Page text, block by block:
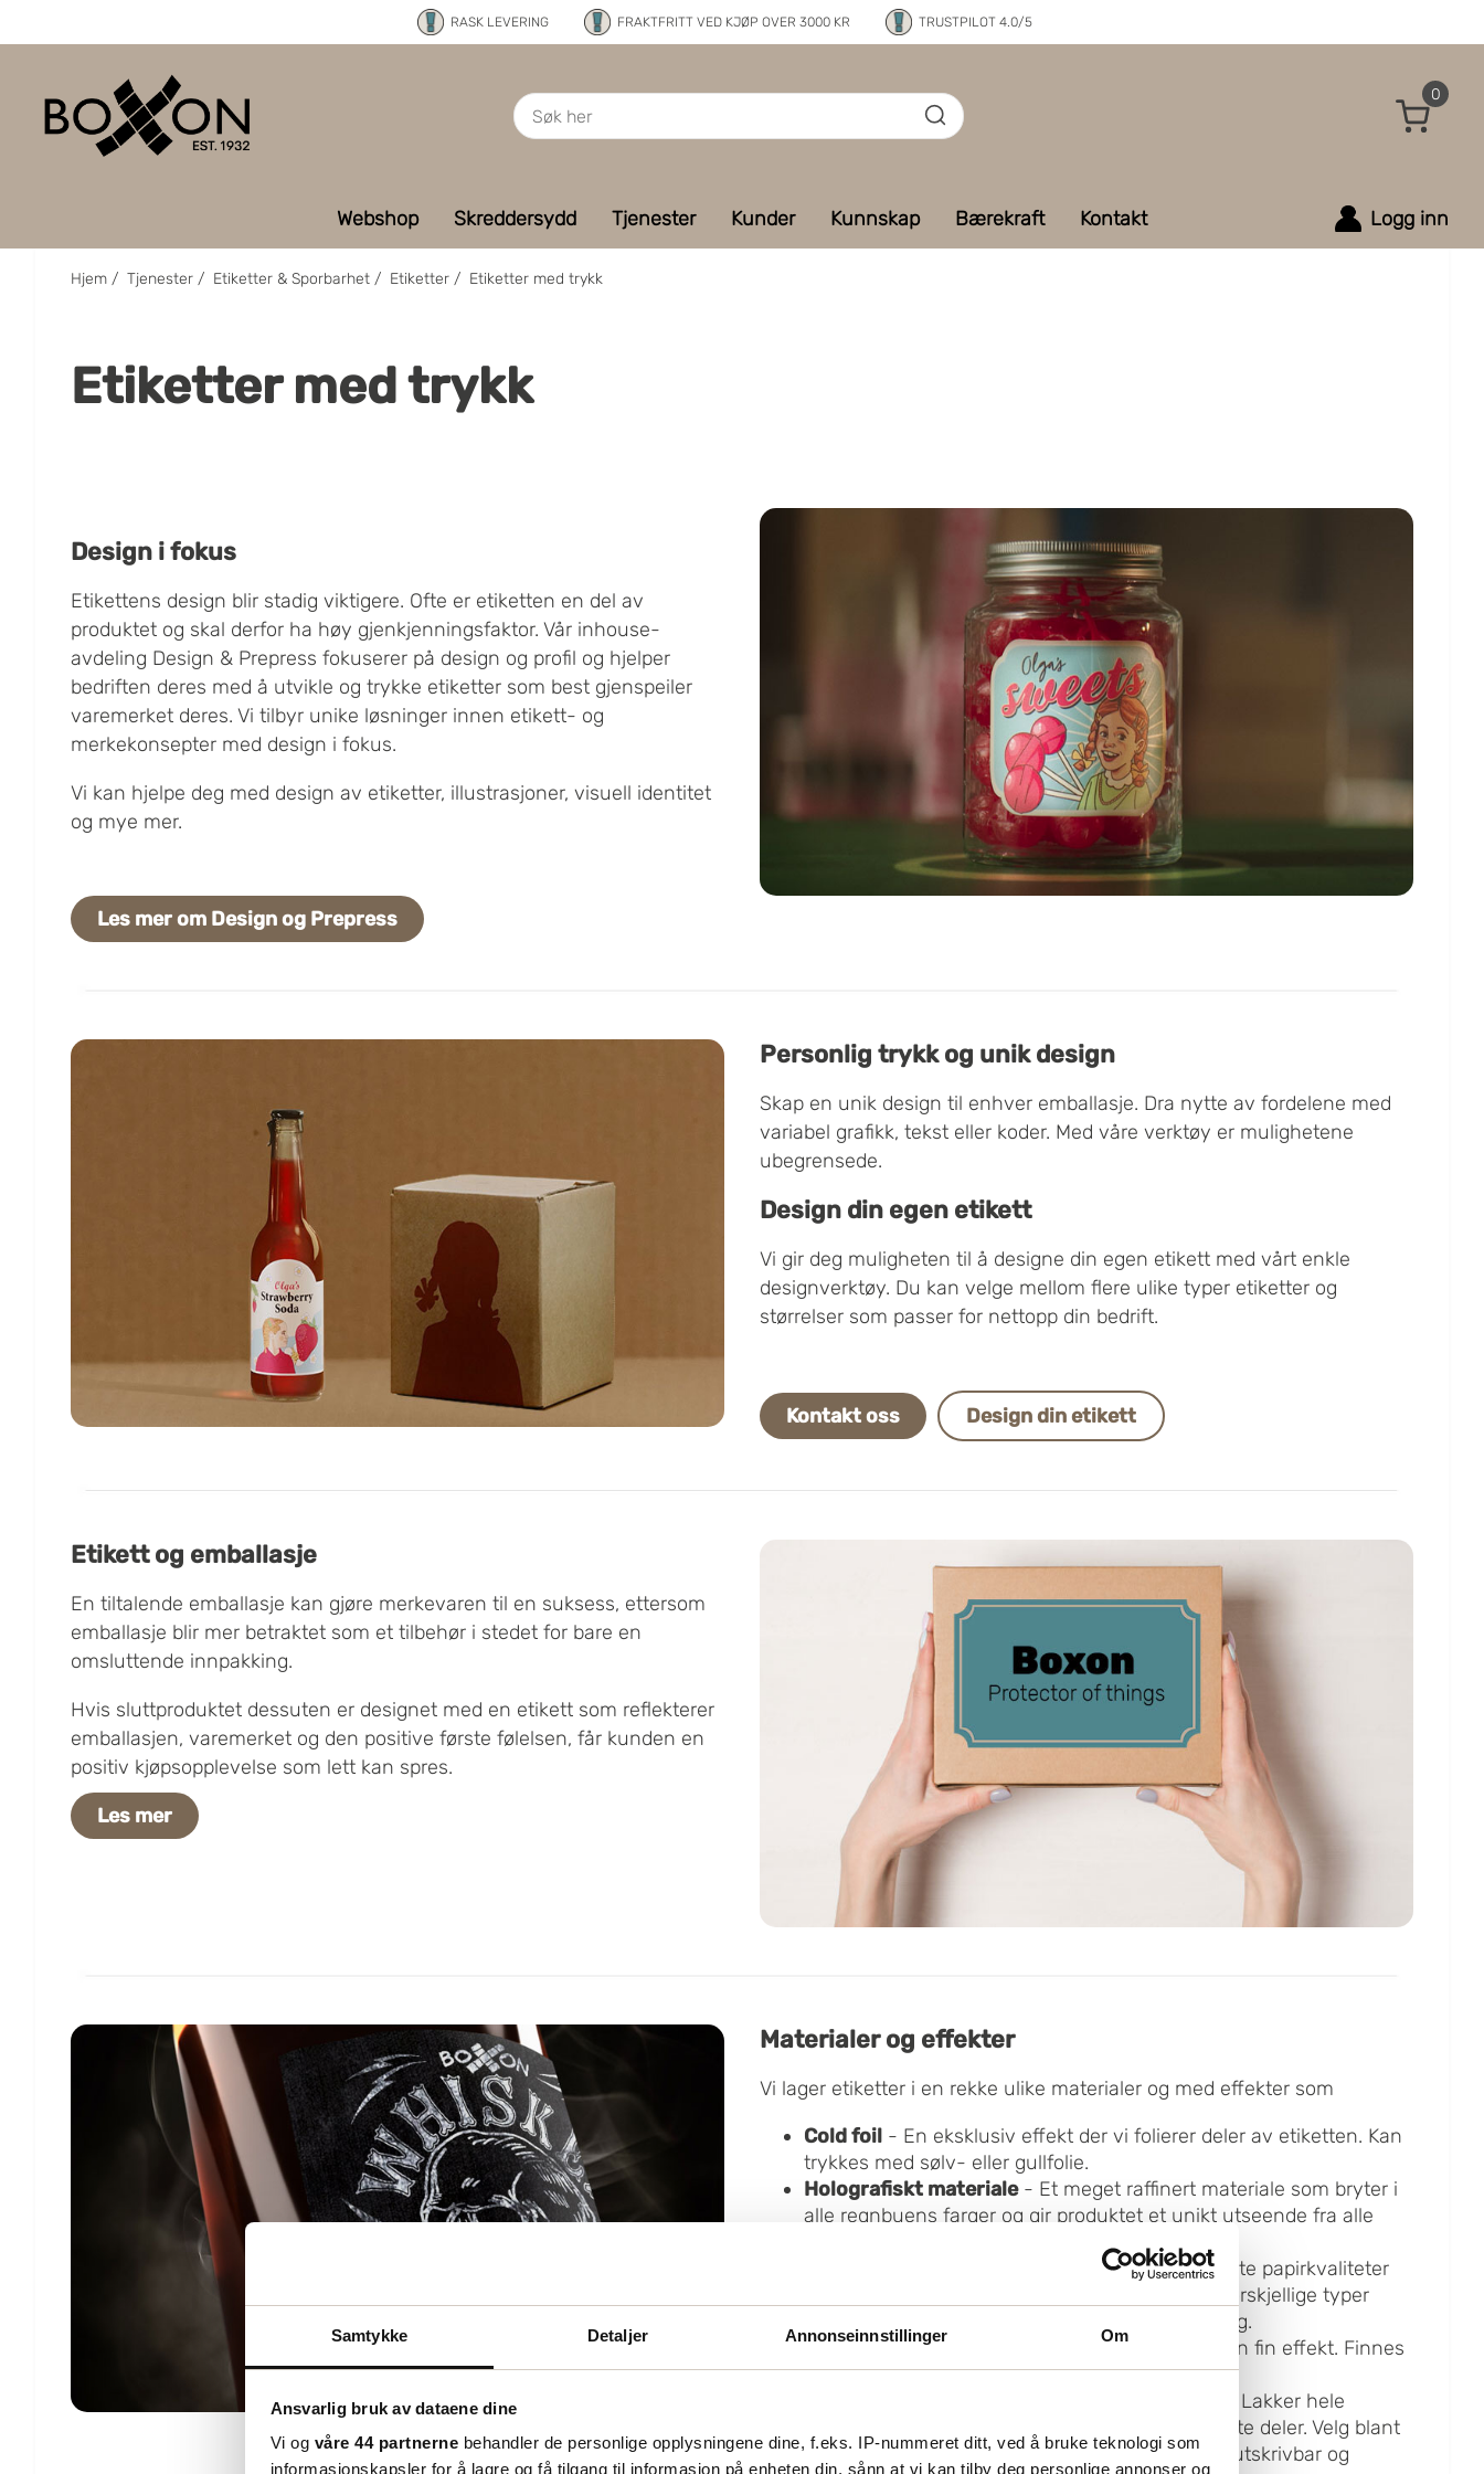
Samtykke Detaljer Annonseinnstillinger Om
Ansvarlig bruk av dataene dine
Vi og våre 44 partnerne behandler de personlige opplysningene dine, f.eks. IP-nummeret ditt, ved å bruke teknologi som
informasjonskapsler for å lagre og få tilgang til informasjon på enheten din, sånn at vi kan tilby deg personlige annonser og
RASK LEVERING FRAKTFRITT VED KJØP OVER 3000 KR TRUSTPILOT 4.0/5
0
Webshop Skreddersydd Tjenester Kunder Kunnskap Bærekraft Kontakt Logg inn
Hjem / Tjenester / Etiketter & Sporbarhet / Etiketter / Etiketter med trykk
Etiketter med trykk
Design i fokus
Etikettens design blir stadig viktigere. Ofte er etiketten en del av
produktet og skal derfor ha høy gjenkjenningsfaktor. Vår inhouse-
avdeling Design & Prepress fokuserer på design og profil og hjelper
bedriften deres med å utvikle og trykke etiketter som best gjenspeiler
varemerket deres. Vi tilbyr unike løsninger innen etikett- og
merkekonsepter med design i fokus.
Vi kan hjelpe deg med design av etiketter, illustrasjoner, visuell identitet
og mye mer.
Les mer om Design og Prepress
Personlig trykk og unik design
Skap en unik design til enhver emballasje. Dra nytte av fordelene med
variabel grafikk, tekst eller koder. Med våre verktøy er mulighetene
ubegrensede.
Design din egen etikett
Vi gir deg muligheten til å designe din egen etikett med vårt enkle
designverktøy. Du kan velge mellom flere ulike typer etiketter og
størrelser som passer for nettopp din bedrift.
Kontakt oss Design din etikett
Etikett og emballasje
En tiltalende emballasje kan gjøre merkevaren til en suksess, ettersom
emballasje blir mer betraktet som et tilbehør i stedet for bare en
omsluttende innpakking.
Hvis sluttproduktet dessuten er designet med en etikett som reflekterer
emballasjen, varemerket og den positive første følelsen, får kunden en
positiv kjøpsopplevelse som lett kan spres.
Les mer
Materialer og effekter
Vi lager etiketter i en rekke ulike materialer og med effekter som
Cold foil - En eksklusiv effekt der vi folierer deler av etiketten. Kan
trykkes med sølv- eller gullfolie.
Holografiskt materiale- Et meget raffinert materiale som bryter i
alle regnbuens farger og gir produktet et unikt utseende fra alle
-Tykke og kraftig strukturerte papirkvaliteter
kalles vinetikettmateriale. De passer til mange forskjellige typer
produkter. Den ru overflaten gir et eksklusivt preg.
Laminat -Gir en skrapebestandig overflate og en fin effekt. Finnes
i kvalitetene blank, matt og soft touch.
Gir en ekstra beskyttelse og en fin effekt. Lakker hele
etiketten eller deler av den for å fremheve enkelte deler. Velg blant
flere nivåer av matt og blank. Finnes både som utskrivbar og